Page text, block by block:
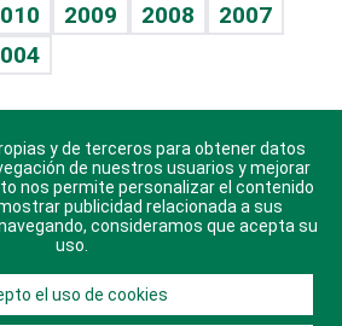
2009 2008
2007
aplicaciones para Android, iOS y
sistema Huawei.
todos los derechos reservados.
y de terceros para obtener datos
de nuestros usuarios y mejorar
nos permite personalizar el contenido
publicidad relacionada a sus
consideramos que acepta su
uso.
el uso de cookies